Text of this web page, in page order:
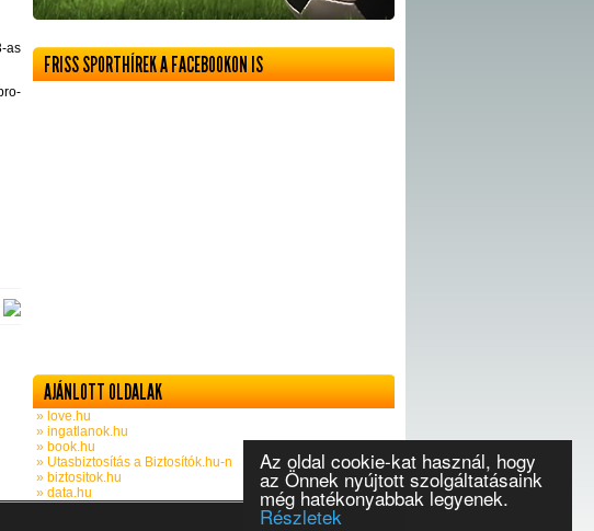
Az oldal cookie-kat használ, hogy
az Önnek nyújtott szolgáltatásaink
még hatékonyabbak legyenek.
Részletek
as
FRISS SPORTHÍREK A FACEBOOKON IS
AJÁNLOTT OLDALAK
» love.hu
» ingatlanok.hu
» book.hu
» Utasbiztosítás a Biztosítók.hu-n
» biztositok.hu
» data.hu